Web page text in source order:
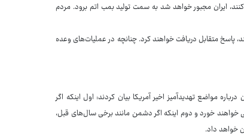
ایران مجبور خواهد شد به سمت تولید بمب اتم برود. مردم
پاسخ متقابل دریافت خواهند کرد. چنانچه در عملیات‌های وعده
مواضع تهدیدآمیز اخیر آمریکا بیان کردند: اول اینکه اگر
خواهند خورد و دوم اینکه اگر دشمن مانند برخی سال‌های قبل،
خواهد داد.